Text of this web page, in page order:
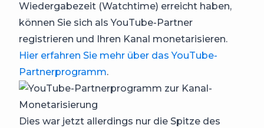
Wiedergabezeit (Watchtime) erreicht haben,
können Sie sich als YouTube-Partner
registrieren und Ihren Kanal monetarisieren.
Hier erfahren Sie mehr über das YouTube-
Partnerprogramm.
Dies war jetzt allerdings nur die Spitze des